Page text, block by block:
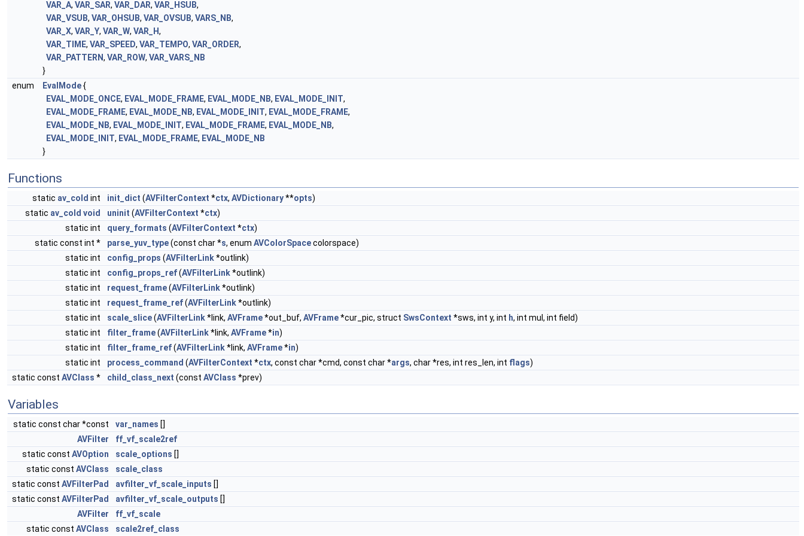
VAR_A, VAR_SAR, VAR_DAR, VAR_HSUB,
VAR_VSUB, VAR_OHSUB, VAR_OVSUB, VARS_NB,
VAR_X, VAR_Y, VAR_W, VAR_H,
VAR_TIME, VAR_SPEED, VAR_TEMPO, VAR_ORDER,
VAR_PATTERN, VAR_ROW, VAR_VARS_NB
}
enum
EvalMode{
EVAL_MODE_ONCE, EVAL_MODE_FRAME, EVAL_MODE_NB, EVAL_MODE_INIT,
EVAL_MODE_FRAME, EVAL_MODE_NB, EVAL_MODE_INIT, EVAL_MODE_FRAME,
EVAL_MODE_NB, EVAL_MODE_INIT, EVAL_MODE_FRAME, EVAL_MODE_NB,
EVAL_MODE_INIT, EVAL_MODE_FRAME, EVAL_MODE_NB
}
Functions
static av_cold int init_dict (AVFilterContext *ctx, AVDictionary**opts)
static av_cold void uninit (AVFilterContext *ctx)
static int
query_formats (AVFilterContext *ctx)
static const int *
parse_yuv_type(const char *s, enum AVColorSpacecolorspace)
static int
config_props (AVFilterLink*outlink)
static int
config_props_ref(AVFilterLink*outlink)
static int
request_frame(AVFilterLink*outlink)
static int
request_frame_ref(AVFilterLink*outlink)
static int
scale_slice(AVFilterLink*link, AVFrame*out_buf, AVFrame*cur_pic, struct SwsContext *sws, int y, int h, int mul, int field)
static int
filter_frame(AVFilterLink*link, AVFrame*in)
static int
filter_frame_ref(AVFilterLink*link, AVFrame*in)
static int
process_command (AVFilterContext *ctx, const char *cmd, const char *args, char *res, int res_len, int flags)
static const AVClass * child_class_next (const AVClass *prev)
Variables
static const char *const var_names []
AVFilter
ff_vf_scale2ref
static const AVOption scale_options []
static const AVClass
scale_class
static const AVFilterPad avfilter_vf_scale_inputs []
static const AVFilterPad avfilter_vf_scale_outputs []
AVFilter
ff_vf_scale
static const AVClass scale2ref_class